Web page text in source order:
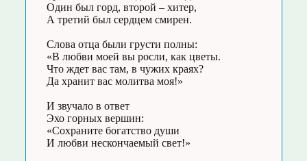
Один был горд, второй – хитер,
А третий был сердцем смирен.
Слова отца были грусти полны:
«В любви моей вы росли, как цветы.
Что ждет вас там, в чужих краях?
Да хранит вас молитва моя!»
И звучало в ответ
Эхо горных вершин:
«Сохраните богатство души
И любви нескончаемый свет!»